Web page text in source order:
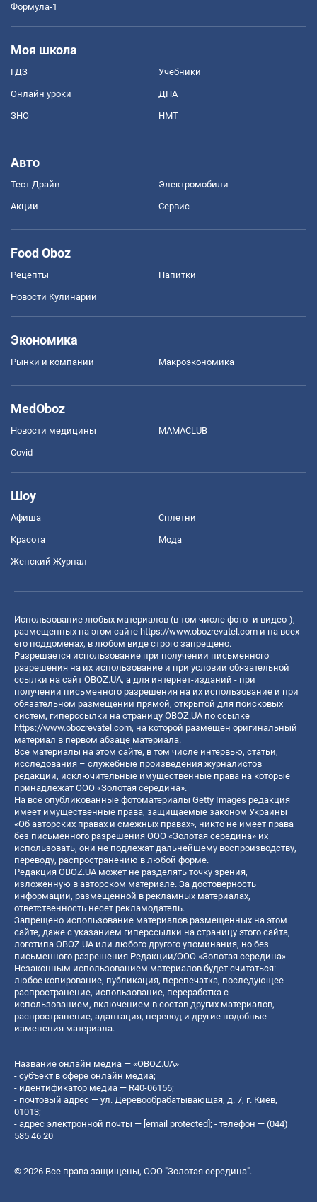
Формула-1
Моя школа
ГДЗ Учебники
Онлайн уроки ДПА
ЗНО НМТ
Авто
Тест Драйв Электромобили
Акции Сервис
Food Oboz
Рецепты Напитки
Новости Кулинарии
Экономика
Рынки и компании Mакроэкономика
MedOboz
Новости медицины MAMACLUB
Covid
Шоу
Афиша Сплетни
Красота Мода
Женский Журнал
Использование любых материалов (в том числе фото- и видео-),
размещенных на этом сайте https://www.obozrevatel.com и на всех
его поддоменах, в любом виде строго запрещено.
Разрешается использование при получении письменного
разрешения на их использование и при условии обязательной
ссылки на сайт OBOZ.UA, а для интернет-изданий - при
получении письменного разрешения на их использование и при
обязательном размещении прямой, открытой для поисковых
систем, гиперссылки на страницу OBOZ.UA по ссылке
https://www.obozrevatel.com, на которой размещен оригинальный
материал в первом абзаце материала.
Все материалы на этом сайте, в том числе интервью, статьи,
исследования – служебные произведения журналистов
редакции, исключительные имущественные права на которые
принадлежат ООО «Золотая середина».
На все опубликованные фотоматериалы Getty Images редакция
имеет имущественные права, защищаемые законом Украины
«Об авторских правах и смежных правах», никто не имеет права
без письменного разрешения ООО «Золотая середина» их
использовать, они не подлежат дальнейшему воспроизводству,
переводу, распространению в любой форме.
Редакция OBOZ.UA может не разделять точку зрения,
изложенную в авторском материале. За достоверность
информации, размещенной в рекламных материалах,
ответственность несет рекламодатель.
Запрещено использование материалов размещенных на этом
сайте, даже с указанием гиперссылки на страницу этого сайта,
логотипа OBOZ.UA или любого другого упоминания, но без
письменного разрешения Редакции/ООО «Золотая середина»
Незаконным использованием материалов будет считаться:
любое копирование, публикация, перепечатка, последующее
распространение, использование, переработка с
использованием, включением в состав других материалов,
распространение, адаптация, перевод и другие подобные
изменения материала.
Название онлайн медиа — «OBOZ.UA»
- субъект в сфере онлайн медиа;
- идентификатор медиа — R40-06156;
- почтовый адрес — ул. Деревообрабатывающая, д. 7, г. Киев,
01013;
- адрес электронной почты — [email protected]; - телефон — (044)
585 46 20
© 2026 Все права защищены, ООО "Золотая середина".